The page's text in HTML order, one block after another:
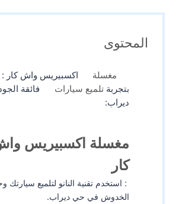
المحتوى
مغسلة
اكسبيريس واش كار :
بتجربة تلميع سيارات
فائقة
ديراب:
مغسلة اكسبيريس
كار
: استخدم تقنية النانو لتلميع سيارتك
الخدوش في حي ديراب.